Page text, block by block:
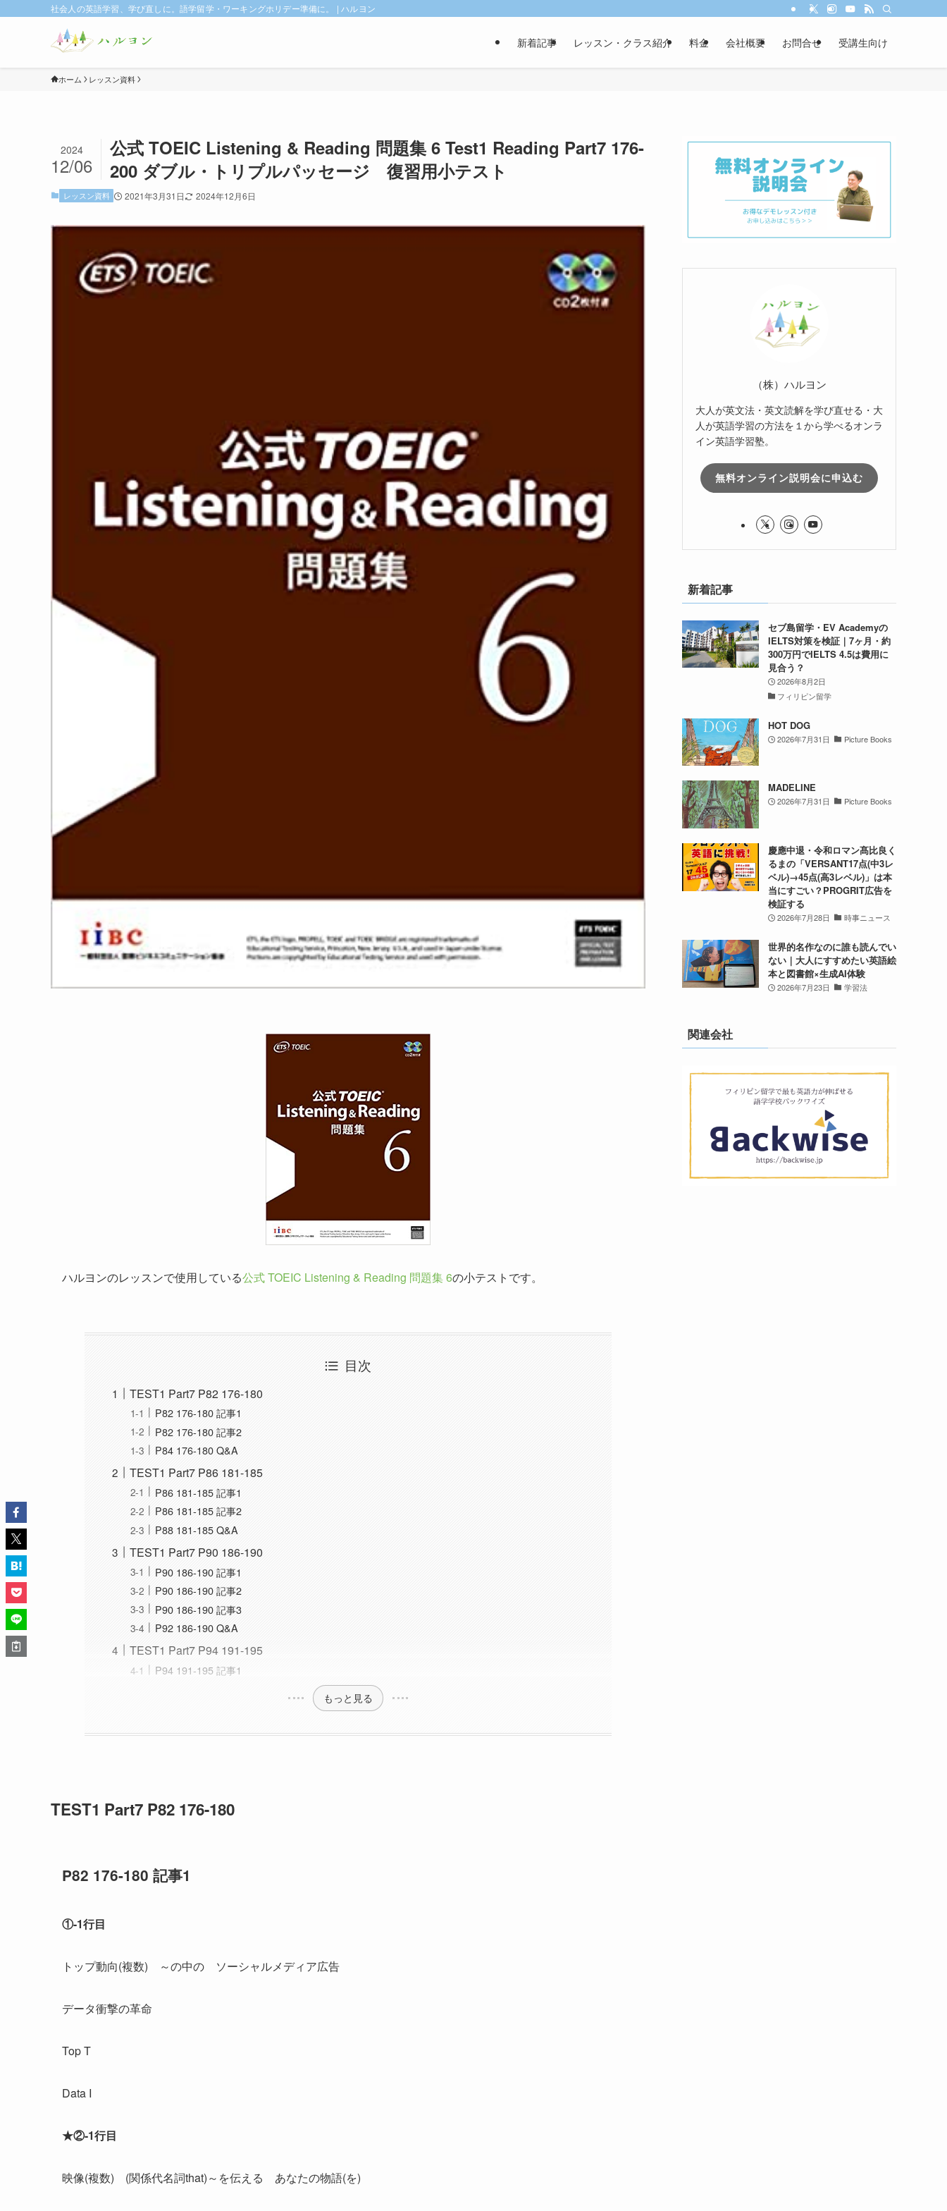
社会人の英語学習、学び直しに。語学留学・ワーキングホリデー準備に。 | ハルヨン
新着記事 レッスン・クラス紹介 料金 会社概要 お問合せ 受講生向け
ホーム レッスン資料
公式 TOEIC Listening & Reading 問題集 6 Test1 Reading Part7 176-
200 ダブル・トリプルパッセージ 復習用小テスト
2024
12/06
レッスン資料 2021年3月31日 2024年12月6日
ハルヨンのレッスンで使用している公式 TOEIC Listening & Reading 問題集 6の小テストです。
目次
TEST1 Part7 P82 176-180
P82 176-180 記事1
P82 176-180 記事2
P84 176-180 Q&A
TEST1 Part7 P86 181-185
P86 181-185 記事1
P86 181-185 記事2
P88 181-185 Q&A
TEST1 Part7 P90 186-190
P90 186-190 記事1
P90 186-190 記事2
P90 186-190 記事3
P92 186-190 Q&A
TEST1 Part7 P94 191-195
P94 191-195 記事1
もっと見る
TEST1 Part7 P82 176-180
P82 176-180 記事1
①-1行目
トップ動向(複数) ～の中の ソーシャルメディア広告
データ衝撃の革命
Top T
Data I
★②-1行目
映像(複数) (関係代名詞that)～を伝える あなたの物語(を)
（株）ハルヨン
大人が英文法・英文読解を学び直せる・大
人が英語学習の方法を１から学べるオンラ
イン英語学習塾。
無料オンライン説明会に申込む
新着記事
セブ島留学・EV Academyの
IELTS対策を検証｜7ヶ月・約
300万円でIELTS 4.5は費用に
見合う？
2026年8月2日
フィリピン留学
HOT DOG
2026年7月31日 Picture Books
MADELINE
2026年7月31日 Picture Books
慶應中退・令和ロマン髙比良く
るまの「VERSANT17点(中3レ
ベル)→45点(高3レベル)」は本
当にすごい？PROGRIT広告を
検証する
2026年7月28日 時事ニュース
世界的名作なのに誰も読んでい
ない｜大人にすすめたい英語絵
本と図書館×生成AI体験
2026年7月23日 学習法
関連会社